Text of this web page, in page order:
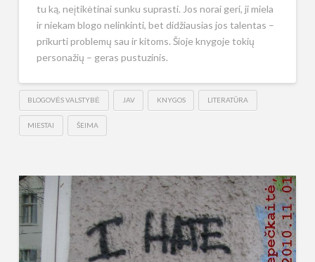
tu ką, neįtikėtinai sunku suprasti. Jos norai geri, ji miela
ir niekam blogo nelinkinti, bet didžiausias jos talentas –
prikurti problemų sau ir kitoms. Šioje knygoje tokių
personažių – geras pustuzinis.
BLOGOVĖS VALSTYBĖ JAV KNYGOS LITERATŪRA
MIESTAI ŠEIMA